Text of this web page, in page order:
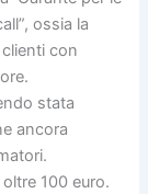
ossia la
con
stata
ancora
100 euro.